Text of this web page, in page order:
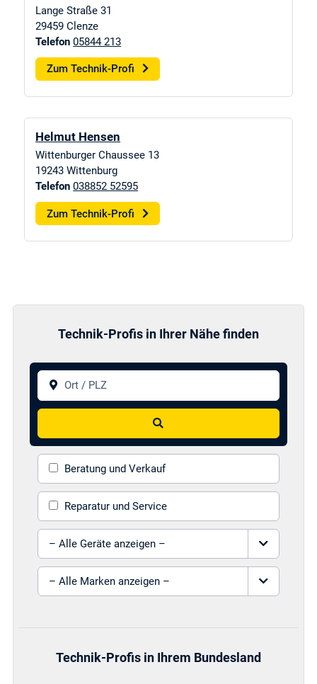
Lange Straße 31
29459 Clenze
Telefon 05844 213
Zum Technik-Profi
Helmut Hensen
Wittenburger Chaussee 13
19243 Wittenburg
Telefon 038852 52595
Zum Technik-Profi
Technik-Profis in Ihrer Nähe finden
Ort / PLZ
Suchen
Beratung und Verkauf
Reparatur und Service
Gerät auswählen
Marke auswählen
Technik-Profis in Ihrem Bundesland